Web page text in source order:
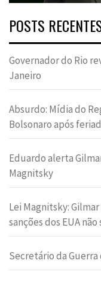
POSTS
Governador do Rio
Janeiro
Absurdo: Mídia do
Bolsonaro após
Eduardo alerta
Magnitsky
Lei Magnitsky:
sanções dos EUA
Secretário da Guerra